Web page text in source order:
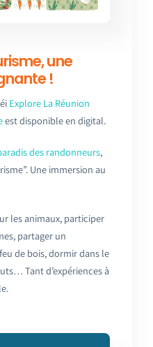
une
!
Explore La Réunion
est disponible en digital.
des randonneurs,
Une immersion au
les animaux, participer
partager un
de bois, dormir dans le
Tant d’expériences à